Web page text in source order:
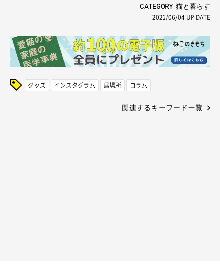
CATEGORY 猫と暮らす
2022/06/04 UP DATE
グッズ インスタグラム 居場所 コラム
関連するキーワード一覧